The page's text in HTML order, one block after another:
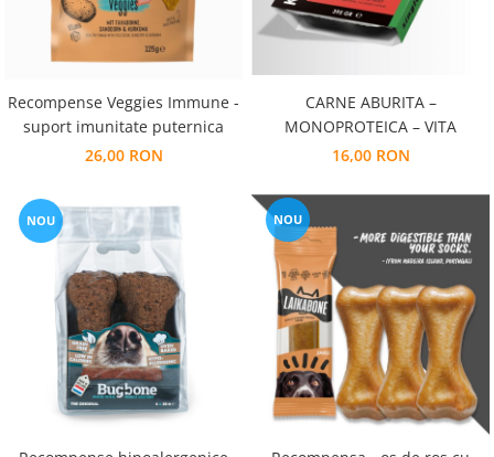
Recompense Veggies Immune -
suport imunitate puternica
26,00 RON
CARNE ABURITA –
MONOPROTEICA – VITA
16,00 RON
NOU NOU